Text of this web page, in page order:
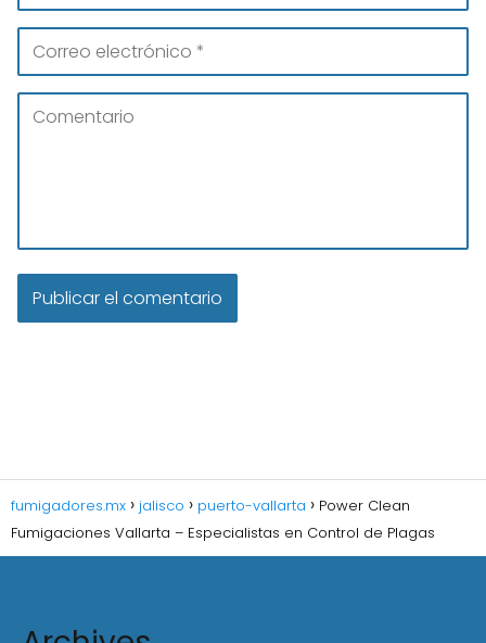
fumigadores.mx jalisco puerto-vallarta
Power Clean
Fumigaciones Vallarta – Especialistas en Control de Plagas